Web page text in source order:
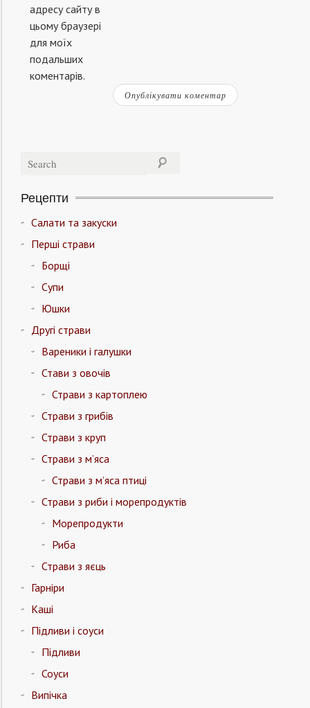
адресу сайту в
цьому браузері
для моїх
подальших
коментарів.
Рецепти
Салати та закуски
Перші страви
Борщі
Супи
Юшки
Другі страви
Вареники і галушки
Стави з овочів
Страви з картоплею
Страви з грибів
Страви з круп
Страви з м’яса
Страви з м’яса птиці
Страви з риби і морепродуктів
Морепродукти
Риба
Страви з яєць
Гарніри
Каші
Підливи і соуси
Підливи
Соуси
Випічка